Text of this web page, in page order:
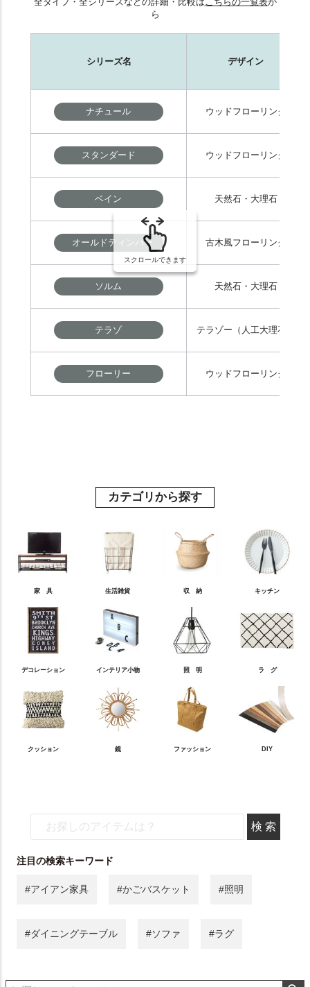
カテゴリから探す
家 具 生活雑貨 収 納 キッチン
デコレーション インテリア小物 照 明 ラ グ
クッション 鏡 ファッション DIY
注目の検索キーワード
#アイアン家具 #かごバスケット #照明
#ダイニングテーブル #ソファ #ラグ